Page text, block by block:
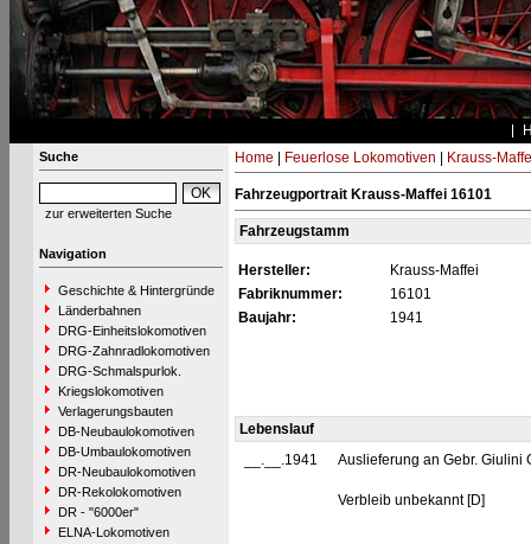
Suche
zur erweiterten Suche
Navigation
Geschichte & Hintergründe
Länderbahnen
DRG-Einheitslokomotiven
DRG-Zahnradlokomotiven
DRG-Schmalspurlok.
Kriegslokomotiven
Verlagerungsbauten
DB-Neubaulokomotiven
DB-Umbaulokomotiven
DR-Neubaulokomotiven
DR-Rekolokomotiven
DR - "6000er"
ELNA-Lokomotiven
Home Feuerlose Lokomotiven Krauss-
Fahrzeugportrait Krauss-Maffei 16101
Fahrzeugstamm
Hersteller:
Krauss-Maffei
Fabriknummer:
16101
Baujahr:
1941
Lebenslauf
__.__.1941
Auslieferung an Gebr.
Verbleib unbekannt [D]